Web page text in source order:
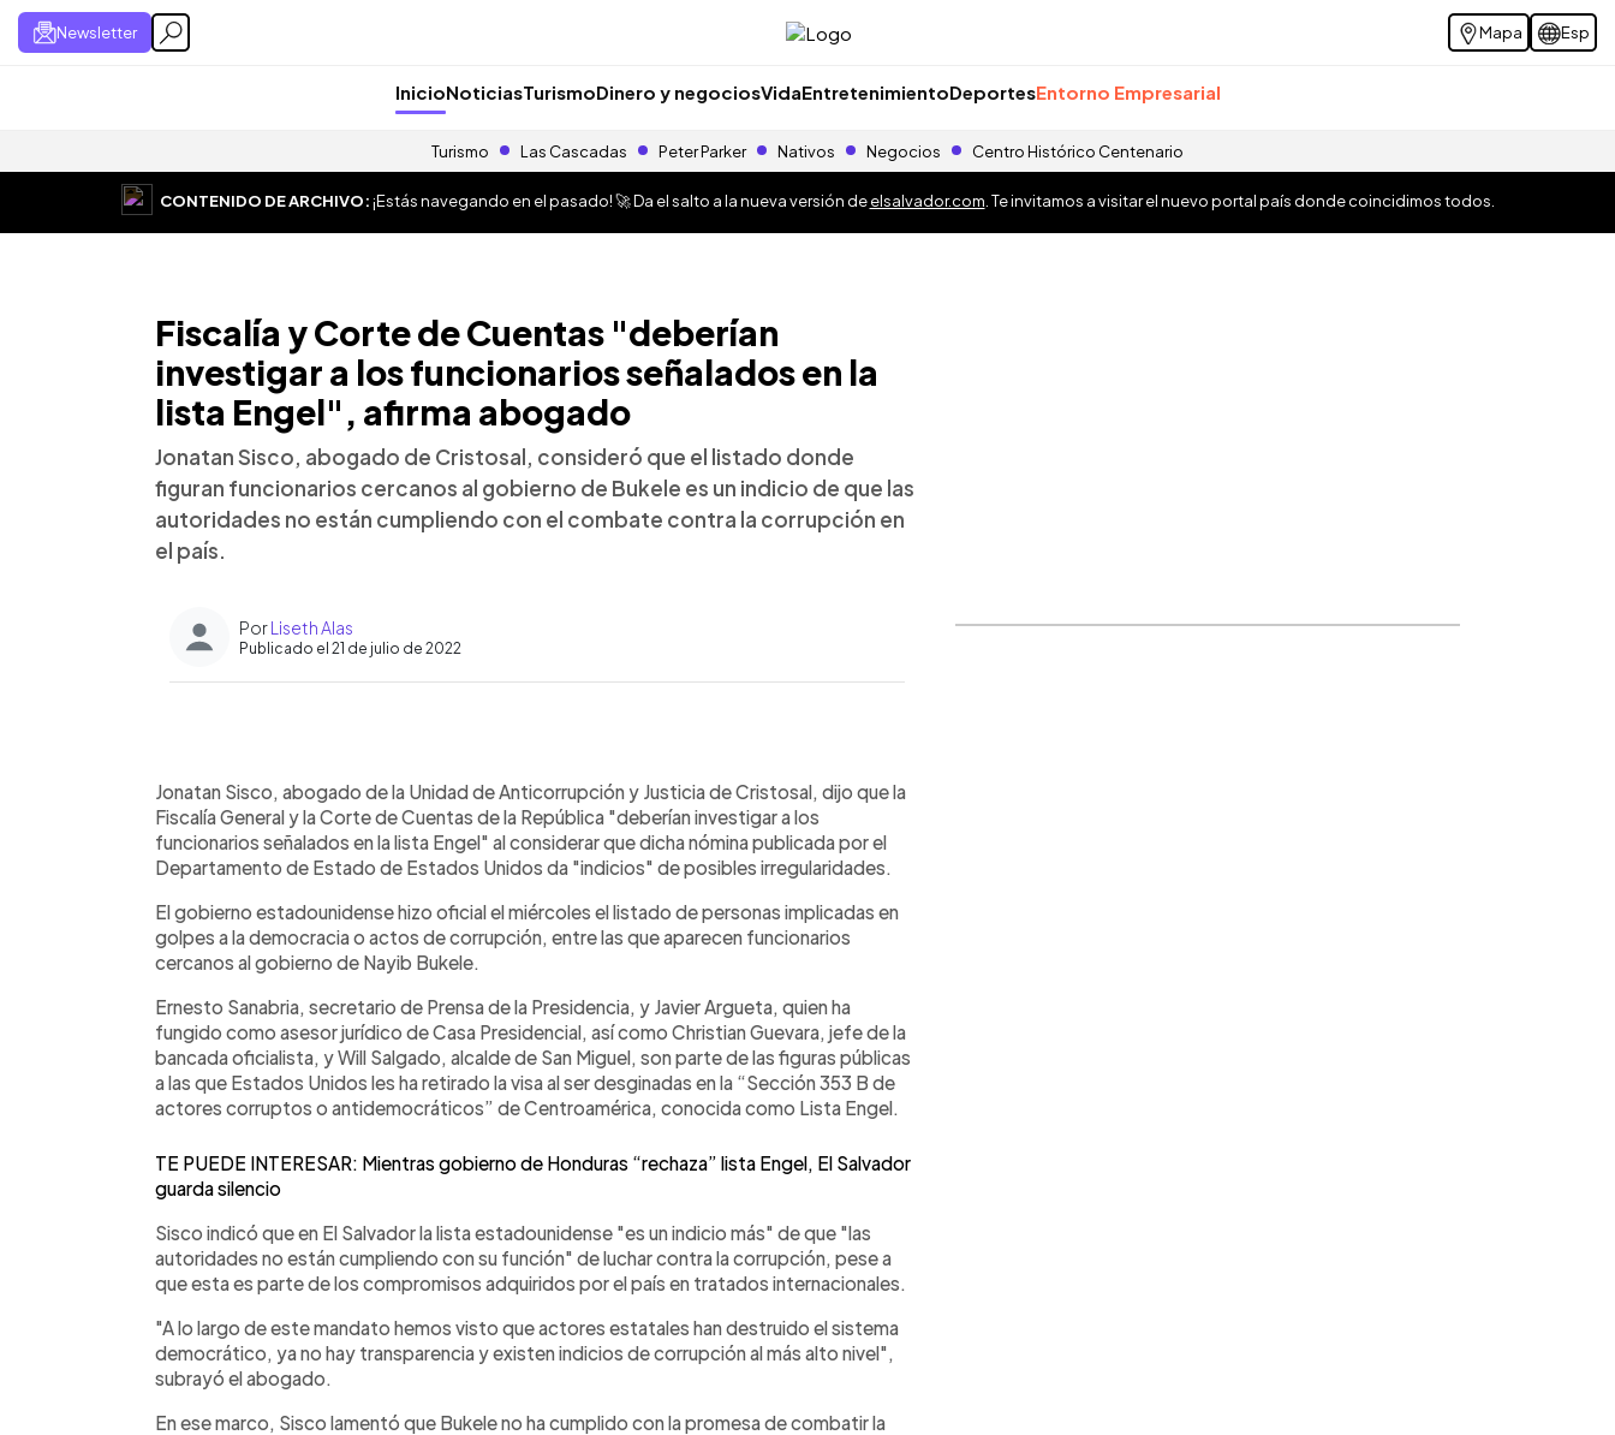
Newsletter Mapa Esp
InicioNoticiasTurismoDinero y negociosVidaEntretenimientoDeportesEntorno Empresarial
Turismo Las Cascadas Peter Parker Nativos Negocios Centro Histórico Centenario
CONTENIDO DE ARCHIVO:¡Estás navegando en el pasado! 🚀 Da el salto a la nueva versión deelsalvador.com . Te invitamos a visitar el nuevo portal país donde coincidimos todos.
Fiscalía y Corte de Cuentas "deberían
investigar a los funcionarios señalados en la
lista Engel", afirma abogado
Jonatan Sisco, abogado de Cristosal, consideró que el listado donde
figuran funcionarios cercanos al gobierno de Bukele es un indicio de que las
autoridades no están cumpliendo con el combate contra la corrupción en
el país.
PorLiseth Alas
Publicado el 21 de julio de 2022
► Escuchar artículo
Jonatan Sisco, abogado de la Unidad de Anticorrupción y Justicia de Cristosal, dijo que la
Fiscalía General y la Corte de Cuentas de la República "deberían investigar a los
funcionarios señalados en la lista Engel" al considerar que dicha nómina publicada por el
Departamento de Estado de Estados Unidos da "indicios" de posibles irregularidades.
El gobierno estadounidense hizo oficial el miércoles el listado de personas implicadas en
golpes a la democracia o actos de corrupción, entre las que aparecen funcionarios
cercanos al gobierno de Nayib Bukele.
Ernesto Sanabria, secretario de Prensa de la Presidencia, y Javier Argueta, quien ha
fungido como asesor jurídico de Casa Presidencial, así como Christian Guevara, jefe de la
bancada oficialista, y Will Salgado, alcalde de San Miguel, son parte de las figuras públicas
a las que Estados Unidos les ha retirado la visa al ser desginadas en la “Sección 353 B de
actores corruptos o antidemocráticos” de Centroamérica, conocida como Lista Engel.
TE PUEDE INTERESAR: Mientras gobierno de Honduras “rechaza” lista Engel, El Salvador
guarda silencio
Sisco indicó que en El Salvador la lista estadounidense "es un indicio más" de que "las
autoridades no están cumpliendo con su función" de luchar contra la corrupción, pese a
que esta es parte de los compromisos adquiridos por el país en tratados internacionales.
"A lo largo de este mandato hemos visto que actores estatales han destruido el sistema
democrático, ya no hay transparencia y existen indicios de corrupción al más alto nivel",
subrayó el abogado.
En ese marco, Sisco lamentó que Bukele no ha cumplido con la promesa de combatir la